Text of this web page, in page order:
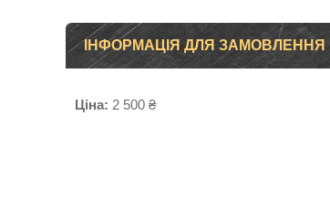
ІНФОРМАЦІЯ ДЛЯ ЗАМОВЛЕННЯ
Ціна: 2 500 ₴